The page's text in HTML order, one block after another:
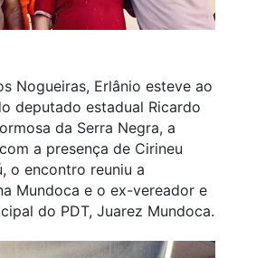
Nogueiras, Erlânio esteve ao
deputado estadual Ricardo
da Serra Negra, a
a presença de Cirineu
o encontro reuniu a
Mundoca e o ex-vereador e
do PDT, Juarez Mundoca.